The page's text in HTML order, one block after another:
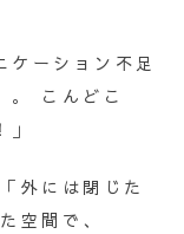
ケーション不足
。 こんどこ
外には閉じた
空間で、